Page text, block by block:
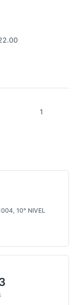
1
10° NIVEL